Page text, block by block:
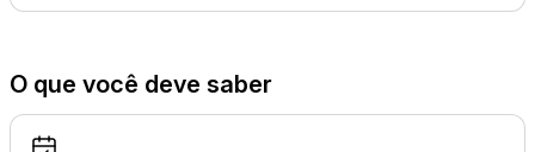
O que você deve saber